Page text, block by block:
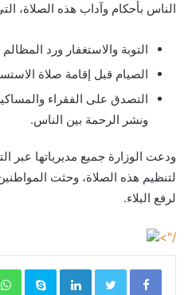
الناس بأحكام وآداب هذه الصلاة،
التوبة والاستغفار ورد
الصيام قبل إقامة صلاة
التصدق على الفقراء
ونشر الرحمة بين الناس.
ودعت الوزارة جميع مديرياتها عبر
لتنظيم هذه الصلاة، وحثت
لرفع البلاء.
/">
LinkedIn